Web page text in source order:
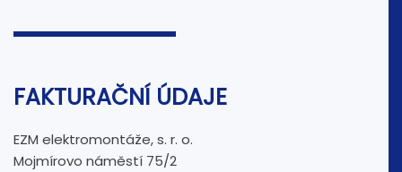
FAKTURAČNÍ ÚDAJE
EZM elektromontáže, s. r. o.
Mojmírovo náměstí 75/2